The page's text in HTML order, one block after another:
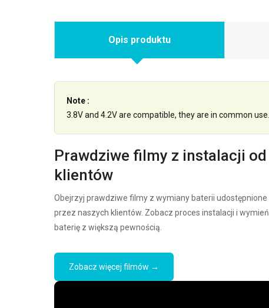
Opis produktu
Note :
3.8V and 4.2V are compatible, they are in common use.
Prawdziwe filmy z instalacji od
klientów
Obejrzyj prawdziwe filmy z wymiany baterii udostępnione
przez naszych klientów. Zobacz proces instalacji i wymień
baterię z większą pewnością.
Zobacz więcej filmów →